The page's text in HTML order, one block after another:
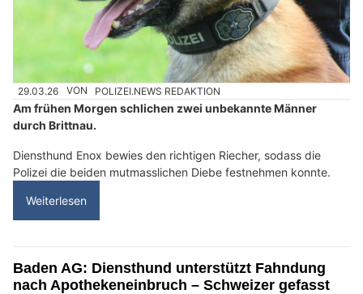
29.03.26 VON POLIZEI.NEWS REDAKTION
Am frühen Morgen schlichen zwei unbekannte Männer
durch Brittnau.
Diensthund Enox bewies den richtigen Riecher, sodass die
Polizei die beiden mutmasslichen Diebe festnehmen konnte.
Weiterlesen
Baden AG: Diensthund unterstützt Fahndung
nach Apothekeneinbruch – Schweizer gefasst